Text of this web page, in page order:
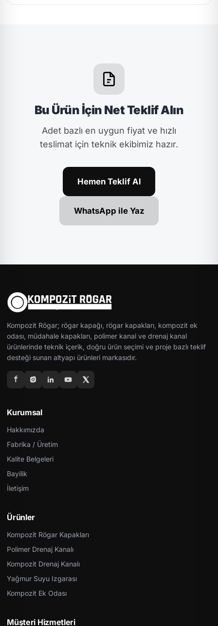
Bu Ürün İçin Net Teklif Alın
Adet bazlı en uygun fiyat ve hızlı
teslimat için teknik ekibimiz hazır.
Hemen Teklif Al
WhatsApp ile Yaz
Kompozit Rögar; rögar kapağı, rögar kapakları, kompozit ek
odası, müdahale kapakları, polimer kanal ve drenaj kanal
ürünlerinde teknik içerik, doğru ürün seçimi ve proje bazlı teklif
desteği sunan altyapı ürünleri markasıdır.
Kurumsal
Hakkımızda
Fabrika / Üretim
Kalite Belgeleri
Bayilik
İletişim
Ürünler
Kompozit Rögar Kapakları
Polimer Drenaj Kanalı
Kompozit Drenaj Kanalı
Yağmur Suyu Izgarası
Kompozit Ek Odası
Müşteri Hizmetleri